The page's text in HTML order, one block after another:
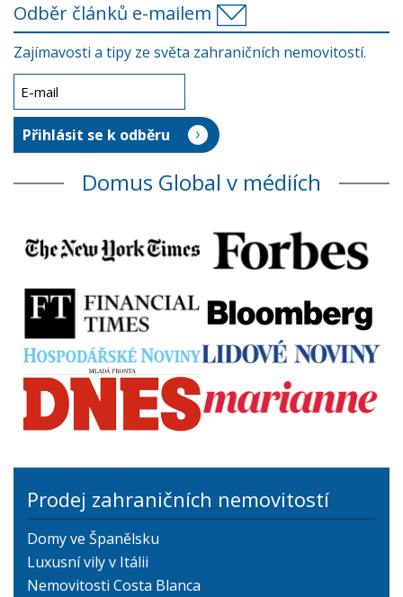
Odběr článků e-mailem
Zajímavosti a tipy ze světa zahraničních nemovitostí.
Domus Global v médiích
Prodej zahraničních nemovitostí
Domy ve Španělsku
Luxusní vily v Itálii
Nemovitosti Costa Blanca